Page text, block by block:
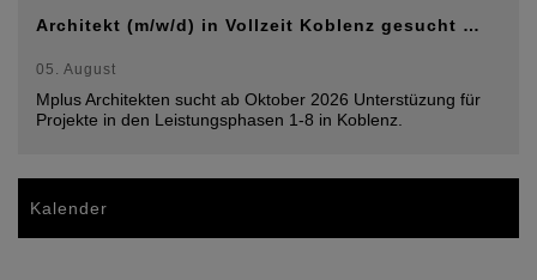
Architekt (m/w/d) in Vollzeit Koblenz gesucht …
05. August
Mplus Architekten sucht ab Oktober 2026 Unterstüzung für
Projekte in den Leistungsphasen 1-8 in Koblenz.
Kalender